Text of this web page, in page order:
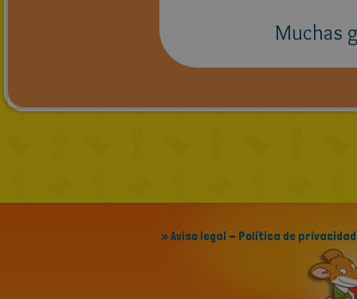
Muchas
» Aviso legal - Política de privacidad